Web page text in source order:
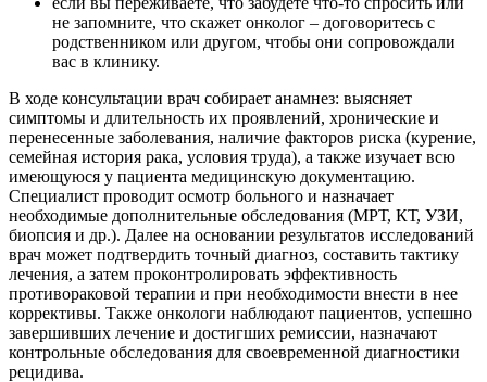
не запомните, что скажет онколог – договоритесь с
родственником или другом, чтобы они сопровождали
вас в клинику.
В ходе консультации врач собирает анамнез: выясняет
симптомы и длительность их проявлений, хронические и
перенесенные заболевания, наличие факторов риска (курение,
семейная история рака, условия труда), а также изучает всю
имеющуюся у пациента медицинскую документацию.
Специалист проводит осмотр больного и назначает
необходимые дополнительные обследования (МРТ, КТ, УЗИ,
биопсия и др.). Далее на основании результатов исследований
врач может подтвердить точный диагноз, составить тактику
лечения, а затем проконтролировать эффективность
противораковой терапии и при необходимости внести в нее
коррективы. Также онкологи наблюдают пациентов, успешно
завершивших лечение и достигших ремиссии, назначают
контрольные обследования для своевременной диагностики
рецидива.